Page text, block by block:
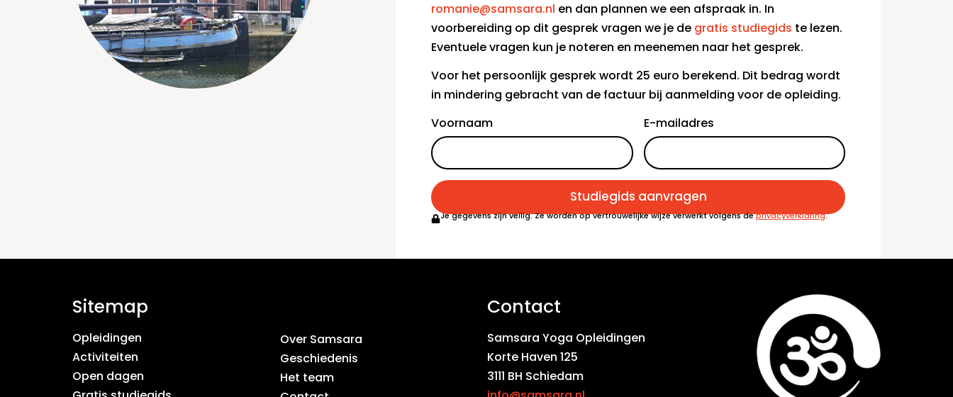
romanie@samsara.nl en dan plannen we een afspraak in. In
voorbereiding op dit gesprek vragen we je de gratis studiegids te lezen.
Eventuele vragen kun je noteren en meenemen naar het gesprek.
Voor het persoonlijk gesprek wordt 25 euro berekend. Dit bedrag wordt
in mindering gebracht van de factuur bij aanmelding voor de opleiding.
Voornaam
E-mailadres
Studiegids aanvragen
Je gegevens zijn veilig. Ze worden op vertrouwelijke wijze verwerkt volgens deprivacyverklaring.
Sitemap
Opleidingen
Activiteiten
Open dagen
Over Samsara
Geschiedenis
Het team
Contact
Samsara Yoga Opleidingen
Korte Haven 125
3111 BH Schiedam